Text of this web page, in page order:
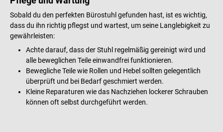
Sobald du den perfekten Bürostuhl gefunden hast, ist es wichtig,
dass du ihn richtig pflegst und wartest, um seine Langlebigkeit zu
gewährleisten:
Achte darauf, dass der Stuhl regelmäßig gereinigt wird und
alle beweglichen Teile einwandfrei funktionieren.
Bewegliche Teile wie Rollen und Hebel sollten gelegentlich
überprüft und bei Bedarf geschmiert werden.
Kleine Reparaturen wie das Nachziehen lockerer Schrauben
können oft selbst durchgeführt werden.